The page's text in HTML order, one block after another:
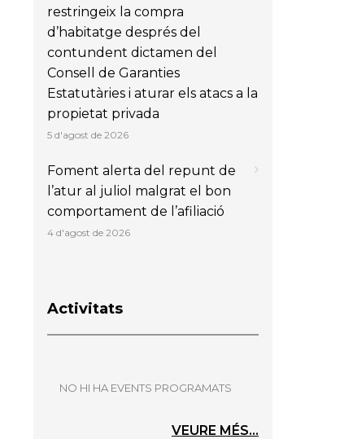
restringeix la compra
d’habitatge després del
contundent dictamen del
Consell de Garanties
Estatutàries i aturar els atacs a la
propietat privada
5 d'agost de 2026
Foment alerta del repunt de
l’atur al juliol malgrat el bon
comportament de l’afiliació
4 d'agost de 2026
Activitats
NO HI HA EVENTS PROGRAMATS
VEURE MÉS...